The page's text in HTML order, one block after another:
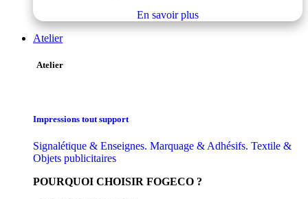
En savoir plus
Atelier
Atelier
Impressions tout support
Signalétique & Enseignes. Marquage & Adhésifs. Textile &
Objets publicitaires
POURQUOI CHOISIR FOGECO ?